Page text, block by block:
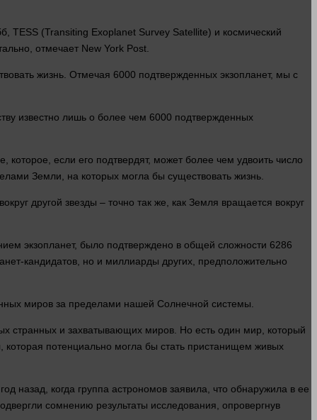
TESS (Transiting Exoplanet Survey Satellite) и космический
отмечает New York Post.
жизнь . Отмечая 6000 подтвержденных экзопланет, мы с
известно лишь о более чем 6000 подтвержденных
если его подтвердят, может более чем удвоить число
Земли, на которых могла бы существовать жизнь
другой звезды – точно так же, как Земля вращается вокруг
экзопланет, было подтверждено в общей сложности 6286
кандидатов, но и миллиарды других, предположительно
миров за пределами нашей Солнечной системы
странных и захватывающих миров. Но есть один мир , который
потенциально могла бы стать пристанищем живых
назад, когда группа астрономов заявила, что обнаружила в ее
сомнению результаты исследования, опровергнув